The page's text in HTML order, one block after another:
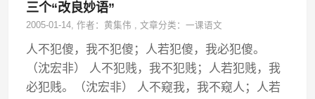
三个“改良妙语”
2005-01-14, 作者：黄集伟 ,文章分类：一课语文
人不犯傻，我不犯傻；人若犯傻，我必犯傻。
（沈宏非） 人不犯贱，我不犯贱；人若犯贱，我
必犯贱。（沈宏非） 人不窥我，我不窥人；人若